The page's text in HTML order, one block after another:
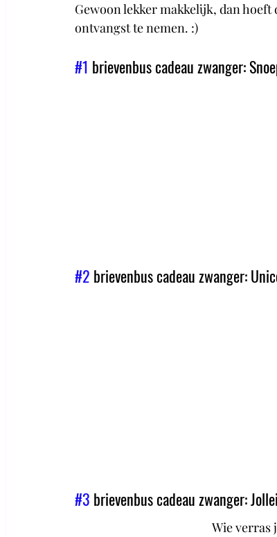
Gewoon lekker makkelijk, dan
ontvangst te nemen. :)
#1 brievenbus cadeau zwanger:
#2 brievenbus cadeau zwanger:
#3 brievenbus cadeau zwanger:
Wie verras